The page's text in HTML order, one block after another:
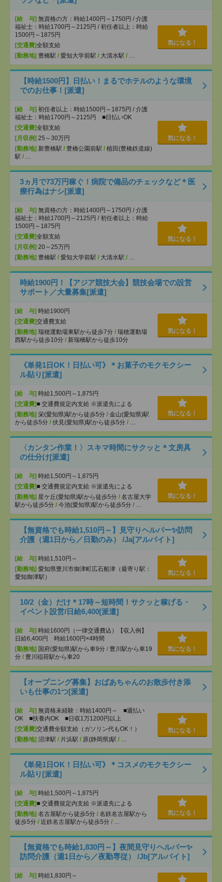
[給 与] 無資格の方：時給1400円～1750円 / 介護
福祉士：時給1700円～2125円 / 初任者以上：時給
1500円～1875円
[交通費]全額支給
[勤務地] 豊橋駅 / 愛知大学前駅 / 大清水駅 / …
気になる！
【時給1500円】日払い！まるでホテルのような環境
でのお仕事！[派遣]
[給 与] 初任者以上：時給1500円～1875円 / 介護
福祉士：時給1700円～2125円 ■日払いOK
[交通費]全額支給
[月収例] 25～30万円
[勤務地] 新豊橋駅 / 豊橋公園前駅 / 植田(豊橋鉄道線)
駅 / …
気になる！
3ヵ月で73万円稼ぐ！病院で備品のチェックなど＊医
療行為はナシ[派遣]
[給 与] 無資格の方：時給1400円～1750円 / 介護
福祉士：時給1700円～2125円 / 初任者以上：時給
1500円～1875円
[交通費]全額支給
[月収例] 20～25万円
[勤務地] 豊橋駅 / 愛知大学前駅 / 大清水駅 / …
気になる！
時給1900円！【アジア競技大会】競技会場での設営
サポート／大量募集[派遣]
[給 与] 時給1900円
[交通費]交通費支給
[勤務地] 瑞穂運動場東駅から徒歩7分 / 瑞穂運動場
西駅から徒歩10分 / 新瑞橋駅から徒歩10分
気になる！
《単発1日OK！日払い可》＊お菓子のモクモクシー
ル貼り[派遣]
[給 与] 時給1,500円～1,875円
[交通費]■ 交通費規定内支給 ※派遣先による
[勤務地] 栄(愛知県)駅から徒歩5分 / 金山(愛知県)駅
から徒歩5分 / 伏見(愛知県)駅から徒歩5分 / …
気になる！
〈カンタン作業！〉スキマ時間にサクッと＊文房具
の仕分け[派遣]
[給 与] 時給1,500円～1,875円
[交通費]■ 交通費規定内支給 ※派遣先による
[勤務地] 星ケ丘(愛知県)駅から徒歩5分 / 名古屋大学
駅から徒歩5分 / 今池(愛知県)駅から徒歩5分 / …
気になる！
【無資格でも時給1,510円～】見守りヘルパー✨訪問
介護（週1日から／日勤のみ） /Ja[アルバイト]
[給 与] 時給1,510円～
[勤務地] 愛知県豊川市御津町広石船津（最寄り駅：
愛知御津駅）
気になる！
10/2（金）だけ＊17時～短時間！サクッと稼げる・
イベント設営/日給6,400[派遣]
[給 与] 時給1600円（一律交通費込）【収入例】
日給6,400円 時給1600円×4時間
[勤務地] 国府(愛知県)駅から車9分 / 豊川駅から車19
分 / 豊川稲荷駅から車20
気になる！
【オープニング募集】おばあちゃんのお散歩付き添
いも仕事の1つ[派遣]
[給 与] 無資格未経験：時給1400円～ ■週払い
OK ■扶養内OK ■日収1万1200円以上
[交通費]交通費全額支給（ガソリン代もOK！）
[勤務地] 沼津駅 / 片浜駅 / 原(静岡県)駅 / …
気になる！
《単発1日OK！日払い可》＊コスメのモクモクシー
ル貼り[派遣]
[給 与] 時給1,500円～1,875円
[交通費]■ 交通費規定内支給 ※派遣先による
[勤務地] 名古屋駅から徒歩5分 / 名鉄名古屋駅から
徒歩5分 / 近鉄名古屋駅から徒歩5分 / …
気になる！
【無資格でも時給1,830円～】夜間見守りヘルパー✨
訪問介護（週1日から／夜勤専従） /Jb[アルバイト]
[給 与] 時給1,830円～